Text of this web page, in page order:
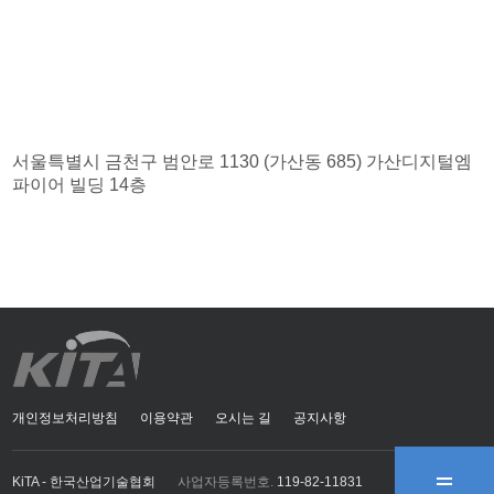
서울특별시 금천구 범안로 1130 (가산동 685) 가산디지털엠
파이어 빌딩 14층
개인정보처리방침 이용약관 오시는 길 공지사항
KiTA - 한국산업기술협회 사업자등록번호. 119-82-11831